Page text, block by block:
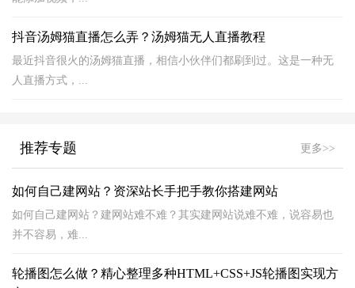
抖音汤姆猫直播怎么弄？汤姆猫无人直播教程
最近抖音很火的汤姆猫直播，相信小伙伴们都刷到过。这是一种无
人直播方式，...
推荐专题 更多>>
如何自己建网站？资深站长手把手教你搭建网站
如何自己建网站？建网站难不难？其实建网站说难不难，说容易也
并不容易，难...
轮播图怎么做？精心整理多种HTML+CSS+JS轮播图实现方